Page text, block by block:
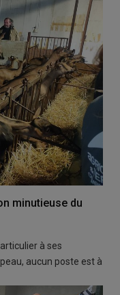
minutieuse du
à ses
aucun poste est à